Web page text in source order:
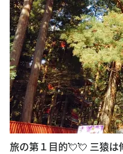
旅の第１目的💘💘 三猿は